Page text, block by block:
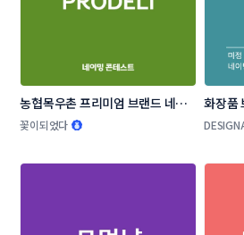
농협목우촌 프리미엄 브랜드 네이
밍 공모
꽃이되었다
화장품